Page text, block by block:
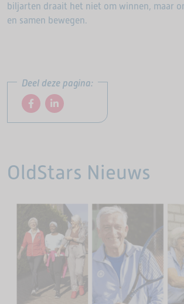
biljarten draait het niet om winnen, maar
en samen bewegen.
Deel deze pagina:
OldStars Nieuws